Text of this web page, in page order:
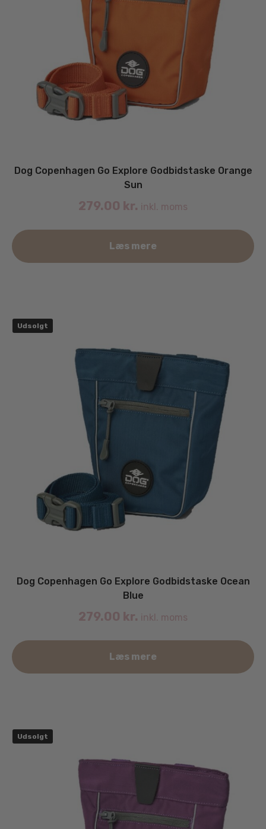
Dog Copenhagen Go Explore Godbidstaske Orange
Sun
279.00 kr. inkl. moms
Læs mere
Udsolgt
Dog Copenhagen Go Explore Godbidstaske Ocean
Blue
279.00 kr. inkl. moms
Læs mere
Udsolgt